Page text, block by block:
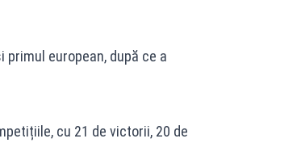
european, după ce a
cu 21 de victorii, 20 de